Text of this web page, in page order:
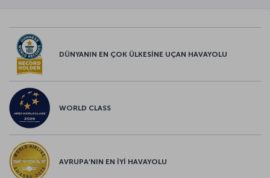
DÜNYANIN EN ÇOK ÜLKESİNE UÇAN HAVAYOLU
WORLD CLASS
AVRUPA’NIN EN İYİ HAVAYOLU